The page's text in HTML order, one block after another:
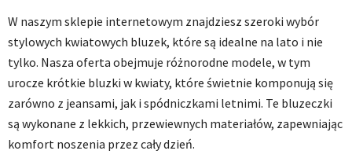
W naszym sklepie internetowym znajdziesz szeroki wybór
stylowych kwiatowych bluzek, które są idealne na lato i nie
tylko. Nasza oferta obejmuje różnorodne modele, w tym
urocze krótkie bluzki w kwiaty, które świetnie komponują się
zarówno z jeansami, jak i spódniczkami letnimi. Te bluzeczki
są wykonane z lekkich, przewiewnych materiałów, zapewniając
komfort noszenia przez cały dzień.